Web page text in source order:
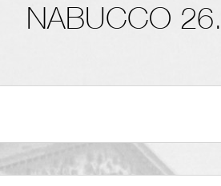
NABUCCO